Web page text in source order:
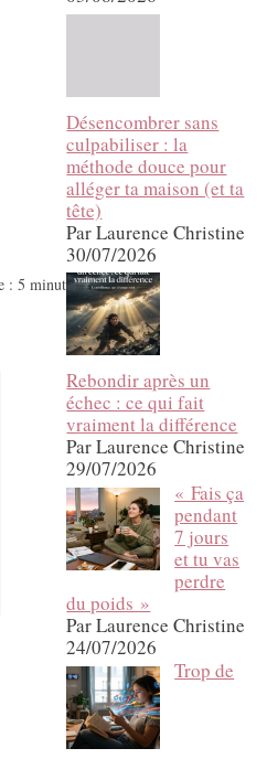
Désencombrer sans
culpabiliser : la
méthode douce pour
alléger ta maison (et ta
tête)
Par Laurence Christine
30/07/2026
Rebondir après un
échec : ce qui fait
vraiment la différence
Par Laurence Christine
29/07/2026
« Fais ça
pendant
7 jours
et tu vas
perdre
du poids »
Par Laurence Christine
24/07/2026
Trop de